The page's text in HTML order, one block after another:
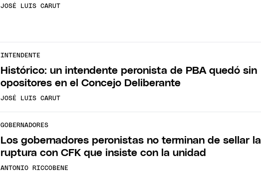
JOSÉ LUIS CARUT
INTENDENTE
Histórico: un intendente peronista de PBA quedó sin
opositores en el Concejo Deliberante
JOSÉ LUIS CARUT
GOBERNADORES
Los gobernadores peronistas no terminan de sellar la
ruptura con CFK que insiste con la unidad
ANTONIO RICCOBENE